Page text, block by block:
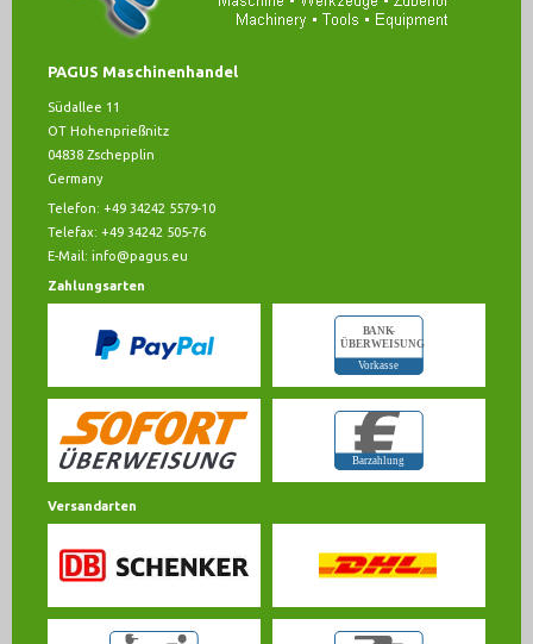
PAGUS Maschinenhandel
Südallee 11
OT Hohenprießnitz
04838 Zschepplin
Germany
Telefon: +49 34242 5579-10
Telefax: +49 34242 505-76
E-Mail: info@pagus.eu
Zahlungsarten
Versandarten